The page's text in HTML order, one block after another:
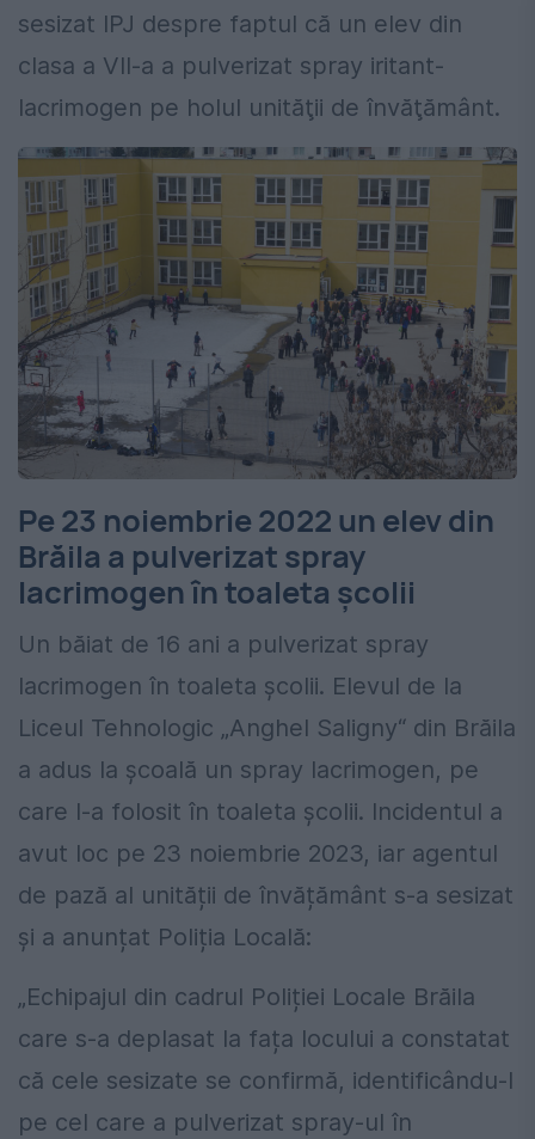
sesizat IPJ despre faptul că un elev din
clasa a VII-a a pulverizat spray iritant-
lacrimogen pe holul unităţii de învăţământ.
Pe 23 noiembrie 2022 un elev din
Brăila a pulverizat spray
lacrimogen în toaleta școlii
Un băiat de 16 ani a pulverizat spray
lacrimogen în toaleta școlii. Elevul de la
Liceul Tehnologic „Anghel Saligny“ din Brăila
a adus la școală un spray lacrimogen, pe
care l-a folosit în toaleta școlii. Incidentul a
avut loc pe 23 noiembrie 2023, iar agentul
de pază al unității de învățământ s-a sesizat
și a anunțat Poliția Locală:
„Echipajul din cadrul Poliției Locale Brăila
care s-a deplasat la fața locului a constatat
că cele sesizate se confirmă, identificându-l
pe cel care a pulverizat spray-ul în